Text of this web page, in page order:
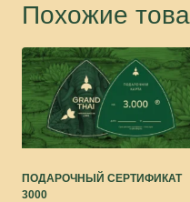
Похожие
ПОДАРОЧНЫЙ СЕРТИФИКАТ
3000